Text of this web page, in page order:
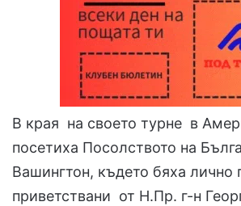
В края на своето турне в
посетиха Посолството на
Вашингтон, където бяха лично
приветствани от Н.Пр. г-н